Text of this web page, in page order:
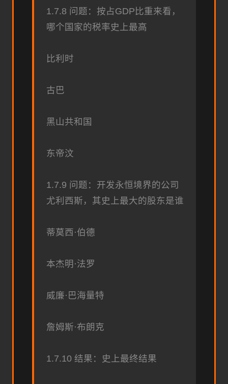
1.7.8 问题：按占GDP比重来看，
哪个国家的税率史上最高
比利时
古巴
黑山共和国
东帝汶
1.7.9 问题：开发永恒境界的公司
尤利西斯，其史上最大的股东是谁
蒂莫西·伯德
本杰明·法罗
威廉·巴海量特
詹姆斯·布朗克
1.7.10 结果：史上最终结果